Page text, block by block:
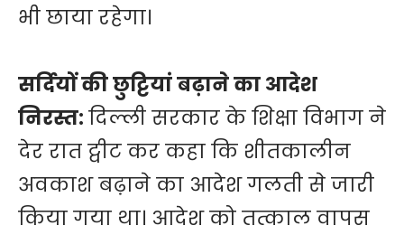
भी छाया रहेगा।
सर्दियों की छुट्टियां बढ़ाने का आदेश
निरस्त:दिल्ली सरकार के शिक्षा विभाग ने
देर रात ट्वीट कर कहा कि शीतकालीन
अवकाश बढ़ाने का आदेश गलती से जारी
किया गया था। आदेश को तत्काल वापस